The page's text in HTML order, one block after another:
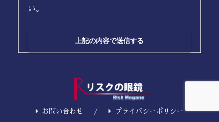
い。
お問い合わせ プライバシーポリシー